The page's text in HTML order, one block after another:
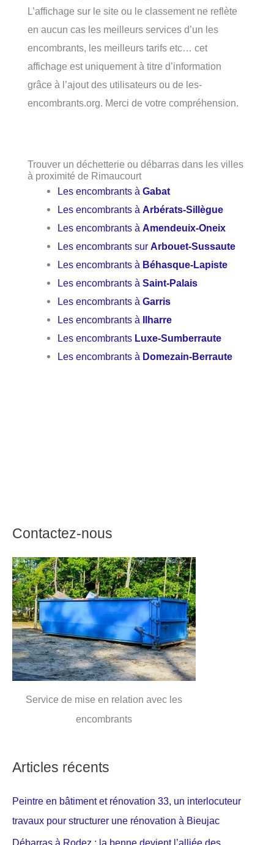
L’affichage sur le site ou le classement ne reflète
en aucun cas les meilleurs services d’un les
encombrants, les meilleurs tarifs etc… cet
affichage est uniquement à titre d’information
grâce à l’ajout des utilisateurs ou de les-
encombrants.org. Merci de votre compréhension.
Trouver un déchetterie ou débarras dans les villes
à proximité de Rimaucourt
Les encombrants àGabat
Les encombrants àArbérats-Sillègue
Les encombrants àAmendeuix-Oneix
Les encombrants surArbouet-Sussaute
Les encombrants à Béhasque-Lapiste
Les encombrants àSaint-Palais
Les encombrants àGarris
Les encombrants à Ilharre
Les encombrants Luxe-Sumberraute
Les encombrants à Domezain-Berraute
Contactez-nous
Service de mise en relation avec les
encombrants
Articles récents
Peintre en bâtiment et rénovation 33, un interlocuteur
travaux pour structurer une rénovation à Bieujac